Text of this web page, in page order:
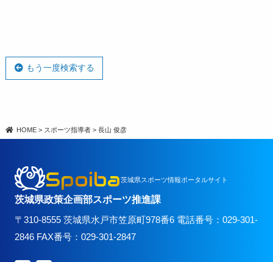
もう一度検索する
HOME > スポーツ指導者 >長山 俊彦
Spoiba茨城県スポーツ情報ポータルサイト
茨城県政策企画部スポーツ推進課
〒310-8555 茨城県水戸市笠原町978番6 電話番号：029-301-
2846 FAX番号：029-301-2847